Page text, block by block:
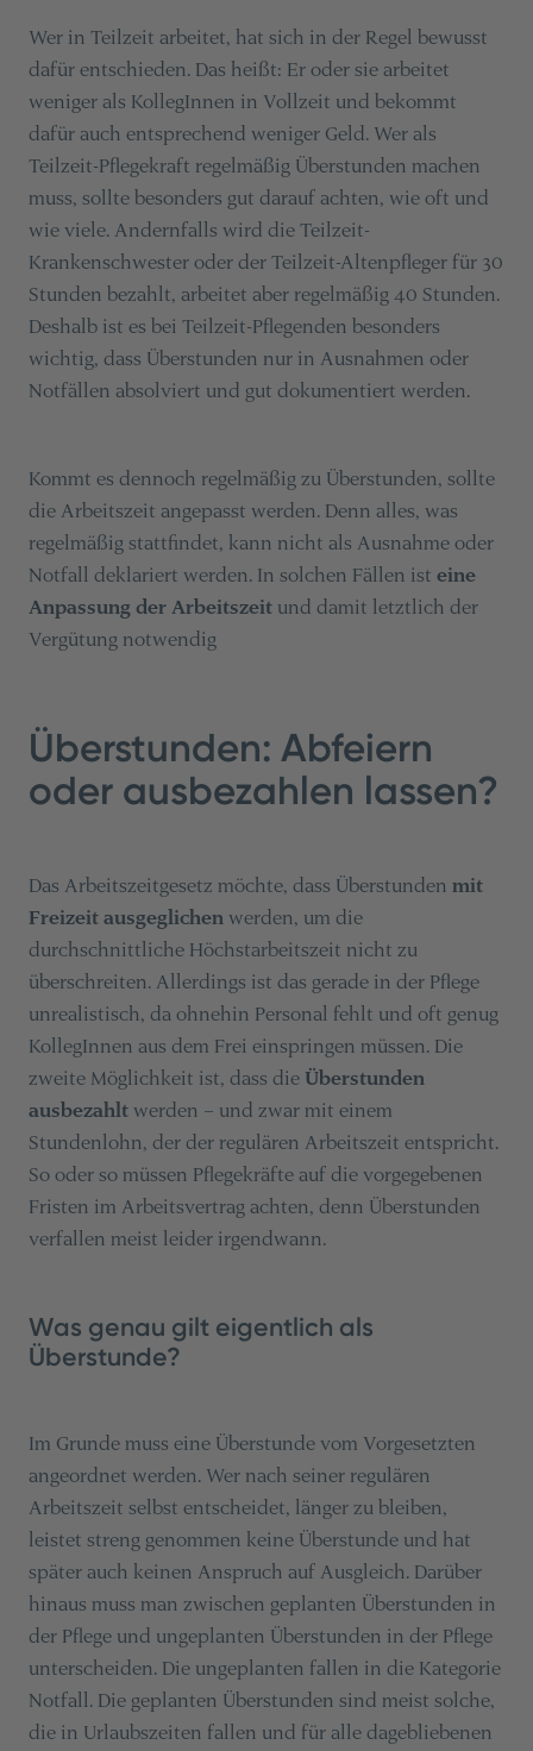
Wer in Teilzeit arbeitet, hat sich in der Regel bewusst
dafür entschieden. Das heißt: Er oder sie arbeitet
weniger als KollegInnen in Vollzeit und bekommt
dafür auch entsprechend weniger Geld. Wer als
Teilzeit-Pflegekraft regelmäßig Überstunden machen
muss, sollte besonders gut darauf achten, wie oft und
wie viele. Andernfalls wird die Teilzeit-
Krankenschwester oder der Teilzeit-Altenpfleger für 30
Stunden bezahlt, arbeitet aber regelmäßig 40 Stunden.
Deshalb ist es bei Teilzeit-Pflegenden besonders
wichtig, dass Überstunden nur in Ausnahmen oder
Notfällen absolviert und gut dokumentiert werden.
Kommt es dennoch regelmäßig zu Überstunden, sollte
die Arbeitszeit angepasst werden. Denn alles, was
regelmäßig stattfindet, kann nicht als Ausnahme oder
Notfall deklariert werden. In solchen Fällen ist eine
Anpassung der Arbeitszeit und damit letztlich der
Vergütung notwendig
Überstunden: Abfeiern
oder ausbezahlen lassen?
Das Arbeitszeitgesetz möchte, dass Überstunden mit
Freizeit ausgeglichen werden, um die
durchschnittliche Höchstarbeitszeit nicht zu
überschreiten. Allerdings ist das gerade in der Pflege
unrealistisch, da ohnehin Personal fehlt und oft genug
KollegInnen aus dem Frei einspringen müssen. Die
zweite Möglichkeit ist, dass die Überstunden
ausbezahltwerden – und zwar mit einem
Stundenlohn, der der regulären Arbeitszeit entspricht.
So oder so müssen Pflegekräfte auf die vorgegebenen
Fristen im Arbeitsvertrag achten, denn Überstunden
verfallen meist leider irgendwann.
Was genau gilt eigentlich als
Überstunde?
Im Grunde muss eine Überstunde vom Vorgesetzten
angeordnet werden. Wer nach seiner regulären
Arbeitszeit selbst entscheidet, länger zu bleiben,
leistet streng genommen keine Überstunde und hat
später auch keinen Anspruch auf Ausgleich. Darüber
hinaus muss man zwischen geplanten Überstunden in
der Pflege und ungeplanten Überstunden in der Pflege
unterscheiden. Die ungeplanten fallen in die Kategorie
Notfall. Die geplanten Überstunden sind meist solche,
die in Urlaubszeiten fallen und für alle dagebliebenen